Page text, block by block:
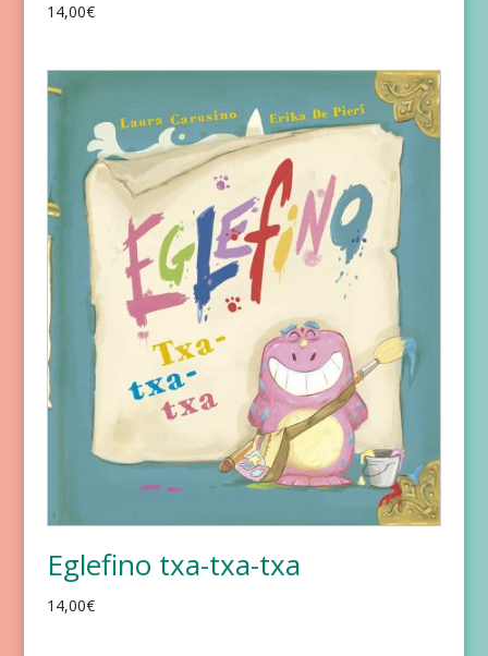
14,00€
Eglefino txa-txa-txa
14,00€